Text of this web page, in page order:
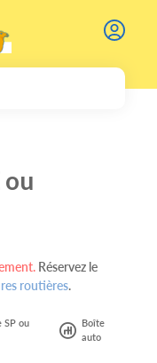
ou
Réservez le
routières.
SP ou
Boîte
auto